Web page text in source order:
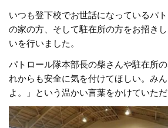
いつも登下校でお世話になっているパ
の家の方、そして駐在所の方をお招き
いを行いました。
パトロール隊本部長の柴さんや駐在所
れからも安全に気を付けてほしい。み
よ。」という温かい言葉をかけていただ